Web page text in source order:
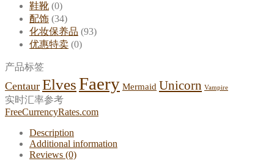
鞋靴 (0)
配饰 (34)
化妆保养品 (93)
优惠特卖 (0)
产品标签
Centaur ElvesFaery Mermaid Unicorn Vampire
实时汇率参考
FreeCurrencyRates.com
Description
Additional information
Reviews (0)